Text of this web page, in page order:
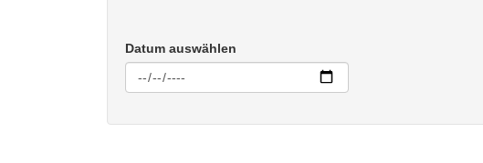
Datum auswählen